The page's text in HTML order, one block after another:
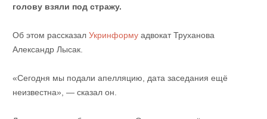
голову взяли под стражу.
Об этом рассказал Укринформуадвокат Труханова
Александр Лысак.
«Сегодня мы подали апелляцию, дата заседания ещё
неизвестна», — сказал он.